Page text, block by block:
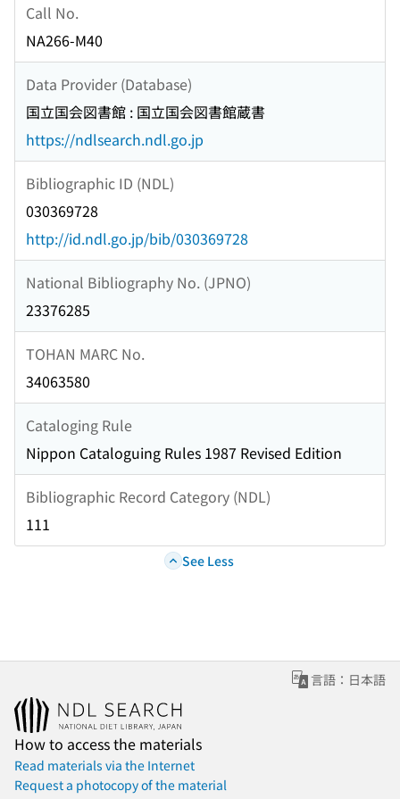
Call No.
NA266-M40
Data Provider (Database)
国立国会図書館 : 国立国会図書館蔵書
https://ndlsearch.ndl.go.jp
Bibliographic ID (NDL)
030369728
http://id.ndl.go.jp/bib/030369728
National Bibliography No. (JPNO)
23376285
TOHAN MARC No.
34063580
Cataloging Rule
Nippon Cataloguing Rules 1987 Revised Edition
Bibliographic Record Category (NDL)
111
See Less
言語：日本語
How to access the materials
Read materials via the Internet
Request a photocopy of the material